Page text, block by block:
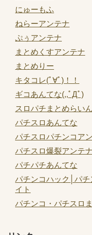
にゅーもふ
ねらーアンテナ
ぷぅアンテナ
まとめくすアンテナ
まとめりー
キタコレ(ﾟ∀ﾟ)！！
ギコあんてな(,,ﾟДﾟ)
スロパチまとめらいん
パチスロあんてな
パチスロパチンコア
パチスロ爆裂アンテナ
パチパチあんてな
パチンコハック│パ
イト
パチンコ・パチスロ